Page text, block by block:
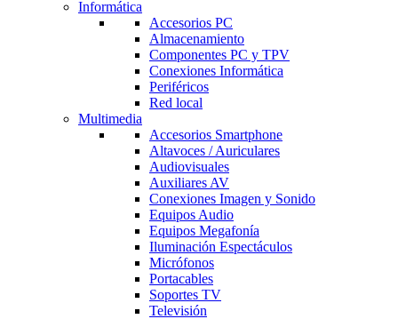
Informática
Accesorios PC
Almacenamiento
Componentes PC y TPV
Conexiones Informática
Periféricos
Red local
Multimedia
Accesorios Smartphone
Altavoces / Auriculares
Audiovisuales
Auxiliares AV
Conexiones Imagen y Sonido
Equipos Audio
Equipos Megafonía
Iluminación Espectáculos
Micrófonos
Portacables
Soportes TV
Televisión